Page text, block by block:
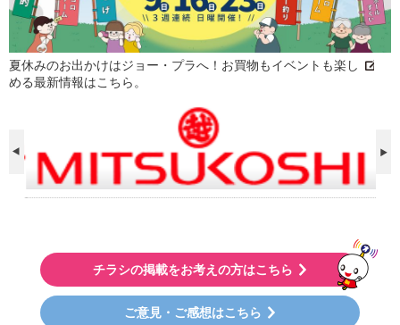
夏休みのお出かけはジョー・プラへ！お買物もイベントも楽し
める最新情報はこちら。
チラシの掲載をお考えの方はこちら
ご意見・ご感想はこちら